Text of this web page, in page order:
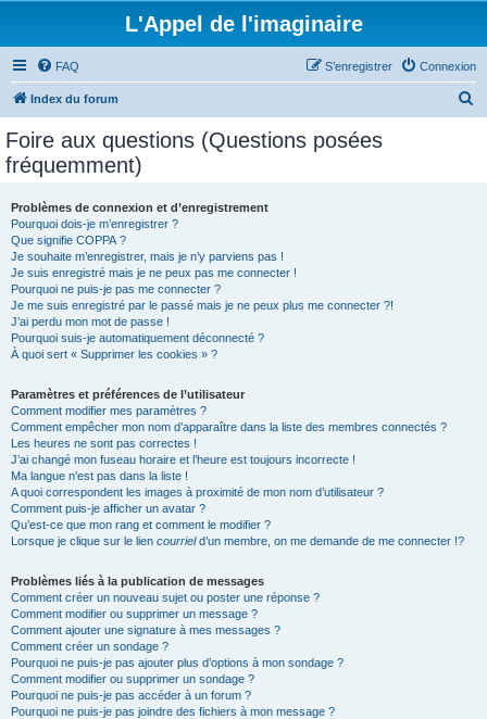
L'Appel de l'imaginaire
FAQ Connexion
S’enregistrer
Index du forum
Foire aux questions (Questions posées
fréquemment)
Problèmes de connexion et d’enregistrement
Pourquoi dois-je m’enregistrer ?
Que signifie COPPA ?
Je souhaite m’enregistrer, mais je n’y parviens pas !
Je suis enregistré mais je ne peux pas me connecter !
Pourquoi ne puis-je pas me connecter ?
Je me suis enregistré par le passé mais je ne peux plus me connecter ?!
J’ai perdu mon mot de passe !
Pourquoi suis-je automatiquement déconnecté ?
À quoi sert « Supprimer les cookies » ?
Paramètres et préférences de l’utilisateur
Comment modifier mes paramètres ?
Comment empêcher mon nom d’apparaître dans la liste des membres connectés ?
Les heures ne sont pas correctes !
J’ai changé mon fuseau horaire et l’heure est toujours incorrecte !
Ma langue n’est pas dans la liste !
A quoi correspondent les images à proximité de mon nom d’utilisateur ?
Comment puis-je afficher un avatar ?
Qu’est-ce que mon rang et comment le modifier ?
Lorsque je clique sur le lien courrield’un membre, on me demande de me connecter !?
Problèmes liés à la publication de messages
Comment créer un nouveau sujet ou poster une réponse ?
Comment modifier ou supprimer un message ?
Comment ajouter une signature à mes messages ?
Comment créer un sondage ?
Pourquoi ne puis-je pas ajouter plus d’options à mon sondage ?
Comment modifier ou supprimer un sondage ?
Pourquoi ne puis-je pas accéder à un forum ?
Pourquoi ne puis-je pas joindre des fichiers à mon message ?